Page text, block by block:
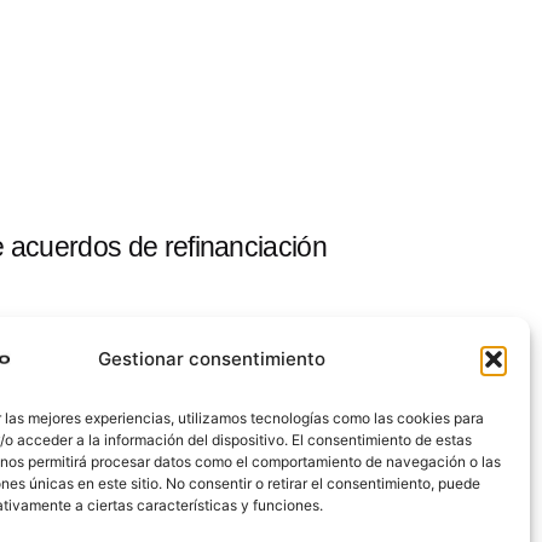
Gestionar consentimiento
las mejores experiencias, utilizamos tecnologías como las cookies para
o acceder a la información del dispositivo. El consentimiento de estas
permitirá procesar datos como el comportamiento de navegación o las
únicas en este sitio. No consentir o retirar el consentimiento, puede
a ciertas características y funciones.
acuerdos de refinanciación